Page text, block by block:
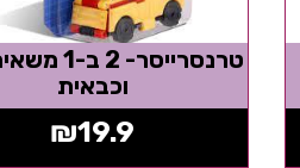
טרנסרייסר-
וכבאית
₪19.9